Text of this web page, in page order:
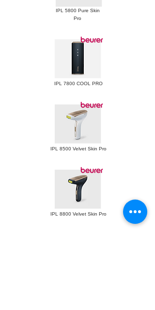
IPL 5800 Pure Skin
Pro
IPL 7800 COOL PRO
IPL 8500 Velvet Skin Pro
IPL 8800 Velvet Skin Pro